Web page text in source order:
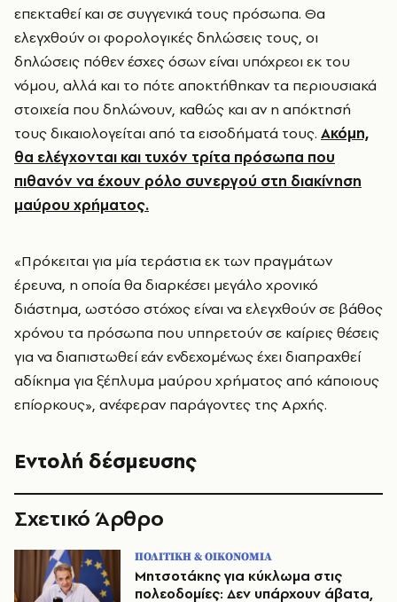
επεκταθεί και σε συγγενικά τους πρόσωπα. Θα
ελεγχθούν οι φορολογικές δηλώσεις τους, οι
δηλώσεις πόθεν έσχες όσων είναι υπόχρεοι εκ του
νόμου, αλλά και το πότε αποκτήθηκαν τα περιουσιακά
στοιχεία που δηλώνουν, καθώς και αν η απόκτησή
τους δικαιολογείται από τα εισοδήματά τους. Ακόμη,
θα ελέγχονται και τυχόν τρίτα πρόσωπα που
πιθανόν να έχουν ρόλο συνεργού στη διακίνηση
μαύρου χρήματος.
«Πρόκειται για μία τεράστια εκ των πραγμάτων
έρευνα, η οποία θα διαρκέσει μεγάλο χρονικό
διάστημα, ωστόσο στόχος είναι να ελεγχθούν σε βάθος
χρόνου τα πρόσωπα που υπηρετούν σε καίριες θέσεις
για να διαπιστωθεί εάν ενδεχομένως έχει διαπραχθεί
αδίκημα για ξέπλυμα μαύρου χρήματος από κάποιους
επίορκους», ανέφεραν παράγοντες της Αρχής.
Εντολή δέσμευσης
Σχετικό Άρθρο
ΠΟΛΙΤΙΚΗ & ΟΙΚΟΝΟΜΙΑ
Μητσοτάκης για κύκλωμα στις
πολεοδομίες: Δεν υπάρχουν άβατα,